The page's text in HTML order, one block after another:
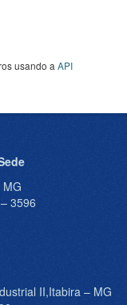
usando a API
3596
II,Itabira – MG